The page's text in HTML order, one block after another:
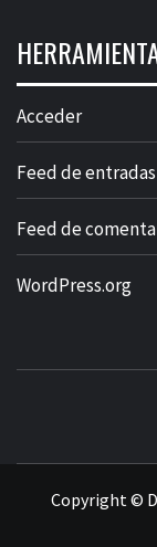
Acceder
Feed de entradas
Feed de
WordPress.org
Copyright ©